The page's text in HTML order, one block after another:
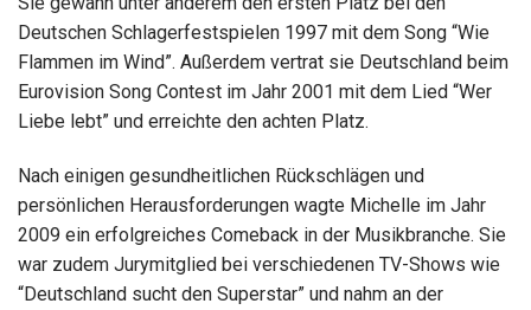
Deutschen Schlagerfestspielen 1997 mit dem Song “Wie
Flammen im Wind”. Außerdem vertrat sie Deutschland beim
Eurovision Song Contest im Jahr 2001 mit dem Lied “Wer
Liebe lebt” und erreichte den achten Platz.
Nach einigen gesundheitlichen Rückschlägen und
persönlichen Herausforderungen wagte Michelle im Jahr
2009 ein erfolgreiches Comeback in der Musikbranche. Sie
war zudem Jurymitglied bei verschiedenen TV-Shows wie
“Deutschland sucht den Superstar” und nahm an der